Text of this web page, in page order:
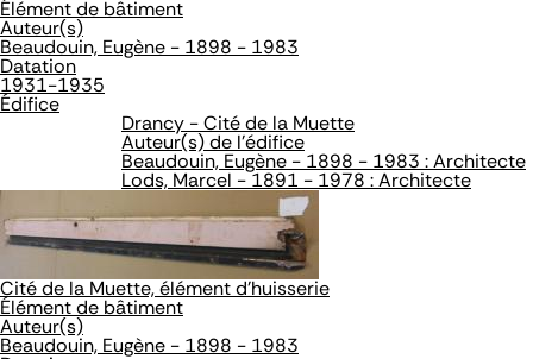
Élément de bâtiment
Auteur(s)
Beaudouin, Eugène - 1898 - 1983
Datation
1931-1935
Édifice
Drancy - Cité de la Muette
Auteur(s) de l'édifice
Beaudouin, Eugène - 1898 - 1983 : Architecte
Lods, Marcel - 1891 - 1978 : Architecte
Cité de la Muette, élément d'huisserie
Élément de bâtiment
Auteur(s)
Beaudouin, Eugène - 1898 - 1983